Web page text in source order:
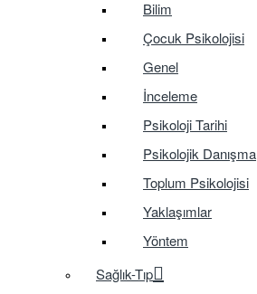
Bilim
Çocuk Psikolojisi
Genel
İnceleme
Psikoloji Tarihi
Psikolojik Danışma
Toplum Psikolojisi
Yaklaşımlar
Yöntem
Sağlık-Tıp